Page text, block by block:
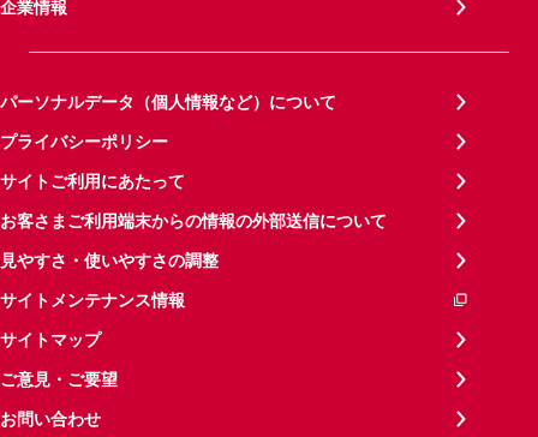
企業情報
パーソナルデータ（個人情報など）について
プライバシーポリシー
サイトご利用にあたって
お客さまご利用端末からの情報の外部送信について
見やすさ・使いやすさの調整
サイトメンテナンス情報
サイトマップ
ご意見・ご要望
お問い合わせ